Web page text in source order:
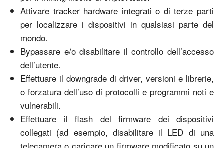
Attivare tracker hardware integrati o di terze parti
per localizzare i dispositivi in qualsiasi parte del
mondo.
Bypassare e/o disabilitare il controllo dell’accesso
dell’utente.
Effettuare il downgrade di driver, versioni e librerie,
o forzatura dell’uso di protocolli e programmi noti e
vulnerabili.
Effettuare il flash del firmware dei dispositivi
collegati (ad esempio, disabilitare il LED di una